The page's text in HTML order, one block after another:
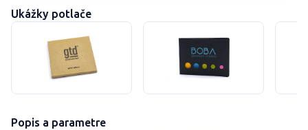
Ukážky potlače
Popis a parametre